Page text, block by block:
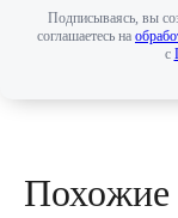
Подписываясь, вы
соглашаетесь на
с
Похожие